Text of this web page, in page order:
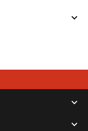


